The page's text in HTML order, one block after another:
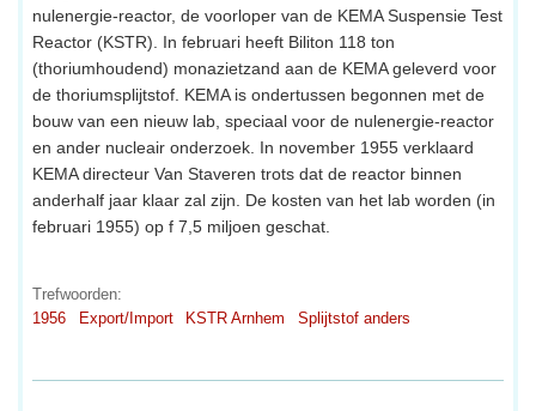
nulenergie-reactor, de voorloper van de KEMA Suspensie Test
Reactor (KSTR). In februari heeft Biliton 118 ton
(thoriumhoudend) monazietzand aan de KEMA geleverd voor
de thoriumsplijtstof. KEMA is ondertussen begonnen met de
bouw van een nieuw lab, speciaal voor de nulenergie-reactor
en ander nucleair onderzoek. In november 1955 verklaard
KEMA directeur Van Staveren trots dat de reactor binnen
anderhalf jaar klaar zal zijn. De kosten van het lab worden (in
februari 1955) op f 7,5 miljoen geschat.
Trefwoorden:
1956
Export/Import KSTR Arnhem Splijtstof anders